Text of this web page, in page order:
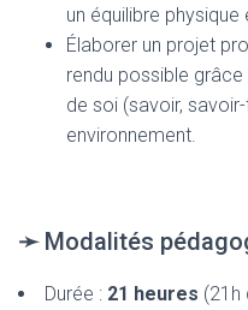
un équilibre
Élaborer un projet
rendu possible
de soi (savoir,
environnement.
➛ Modalités
Durée : 21 heures (21h